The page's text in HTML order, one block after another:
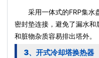
采用一体式的FRP集水
密封垫连接，避免了漏水
和脏物杂质容易排出塔外。
3、开式冷却塔换热器